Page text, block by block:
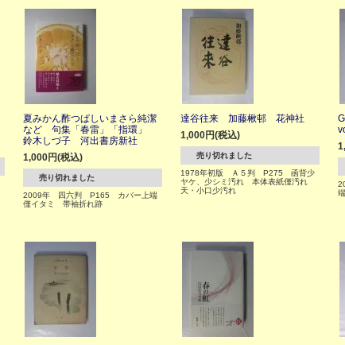
夏みかん酢つぱしいまさら純潔
など 句集「春雷」「指環」
鈴木しづ子 河出書房新社
1,000円(税込)
売り切れました
2009年 四六判 P165 カバー上端
僅イタミ 帯袖折れ跡
達谷往来 加藤楸邨 花神社
1,000円(税込)
売り切れました
1978年初版 Ａ５判 P275 函背少
ヤケ、少シミ汚れ 本体表紙僅汚れ
天・小口少汚れ